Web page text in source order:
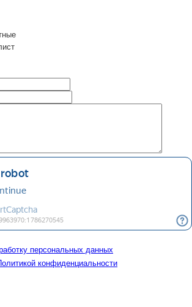
персональных данных
конфиденциальности